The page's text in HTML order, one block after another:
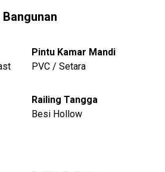
Pintu Kamar Mandi
PVC / Setara
Railing Tangga
Besi Hollow